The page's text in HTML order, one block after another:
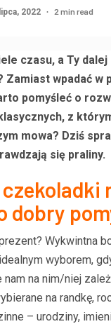
2022 2 min read
czasu, a Ty
Zamiast wpadać w
pomyśleć o
z
mowa? Dziś
się praliny.
dobry
Wykwintna
wyborem,
nam na nim/niej
na randkę,
– urodziny,